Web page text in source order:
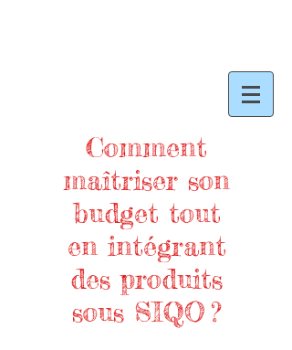
Comment
maîtriser son
budget tout
en intégrant
des produits
sous SIQO ?